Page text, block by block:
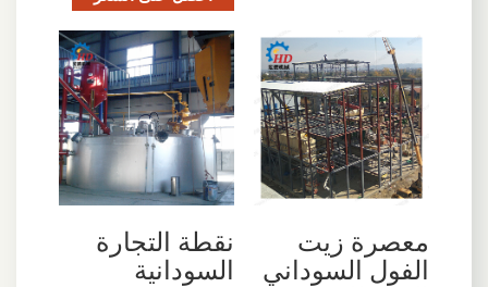
معصرة زيت
الفول السوداني
نقطة التجارة
السودانية